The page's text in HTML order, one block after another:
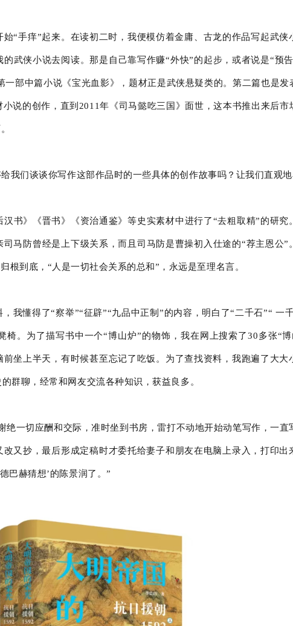
“手痒”起来。在读初二时，我便模仿着金庸、古龙的作品写起武
武侠小说去阅读。那是自己靠写作赚“外快”的起步，或者说是“预
部中篇小说《宝光血影》，题材正是武侠悬疑类的。第二篇也是
说的创作，直到2011年《司马懿吃三国》面世，这本书推出来后市
我们谈谈你写作这部作品时的一些具体的创作故事吗？让我们直观
书》《晋书》《资治通鉴》等史实素材中进行了“去粗取精”的研究
马防曾经是上下级关系，而且司马防是曹操初入仕途的“荐主恩公”
到底，“人是一切社会关系的总和”，永远是至理名言。
我懂得了“察举”“征辟”“九品中正制”的内容，明白了“二千石”“ 一
。为了描写书中一个“博山炉”的物饰，我在网上搜索了30多张“
坐上半天，有时候甚至忘记了吃饭。为了查找资料，我跑遍了大大
群聊，经常和网友交流各种知识，获益良多。
一切应酬和交际，准时坐到书房，雷打不动地开始动笔写作，一
又抄，最后形成定稿时才委托给妻子和朋友在电脑上录入，打印出
巴赫猜想’的陈景润了。”